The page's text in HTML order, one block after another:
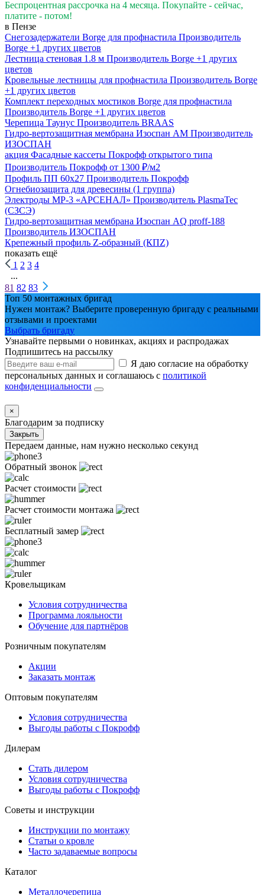
Беспроцентная рассрочка на 4 месяца. Покупайте - сейчас,
платите - потом!
в Пензе
Снегозадержатели Вorge для профнастила Производитель
Borge +1 других цветов
Лестница стеновая 1.8 м Производитель Borge +1 других
цветов
Кровельные лестницы для профнастила Производитель Borge
+1 других цветов
Комплект переходных мостиков Borge для профнастила
Производитель Borge +1 других цветов
Черепица Таунус Производитель BRAAS
Гидро-вертозащитная мембрана Изоспан AM Производитель
ИЗОСПАН
акция Фасадные кассеты Покрофф открытого типа
Производитель Покрофф от 1300 ₽/м2
Профиль ПП 60х27 Производитель Покрофф
Огнебиозащита для древесины (1 группа)
Электроды МР-3 «АРСЕНАЛ» Производитель PlasmaTec
(СЗСЭ)
Гидро-вертозащитная мембрана Изоспан AQ prоff-188
Производитель ИЗОСПАН
Крепежный профиль Z-образный (КПZ)
показать ещё
1 2 3 4
...
81 82 83
Топ 50 монтажных бригад
Нужен монтаж? Выберите проверенную бригаду с реальными
отзывами и проектами
Выбрать бригаду
Узнавайте первыми о новинках, акциях и распродажах
Подпишитесь на рассылку
Я даю согласие на обработку
персональных данных и соглашаюсь с политикой
конфиденциальности
×
Благодарим за подписку
Закрыть
Передаем данные, нам нужно несколько секунд
Обратный звонок
Расчет стоимости
Расчет стоимости монтажа
Бесплатный замер
Кровельщикам
Условия сотрудничества
Программа лояльности
Обучение для партнёров
Розничным покупателям
Акции
Заказать монтаж
Оптовым покупателям
Условия сотрудничества
Выгоды работы с Покрофф
Дилерам
Стать дилером
Условия сотрудничества
Выгоды работы с Покрофф
Советы и инструкции
Инструкции по монтажу
Статьи о кровле
Часто задаваемые вопросы
Каталог
Металлочерепица